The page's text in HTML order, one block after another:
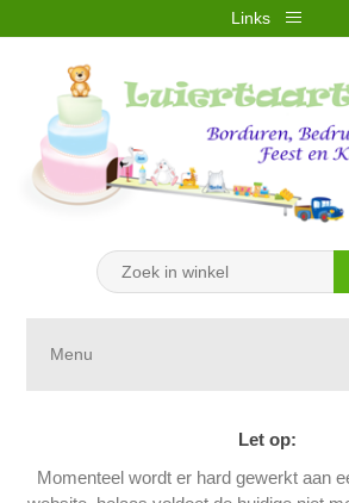
Links
REGISTREREN
WINKELWAGEN (0)
Menu
Let op:
Momenteel wordt er hard gewerkt aan